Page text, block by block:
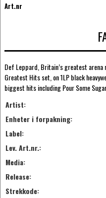
Art.nr
Def Leppard, Britain’s greatest
Greatest Hits set, on 1LP black
biggest hits including Pour Some
Artist:
Enheter i forpakning:
Label:
Lev. Art.nr.:
Media:
Release:
Strekkode: